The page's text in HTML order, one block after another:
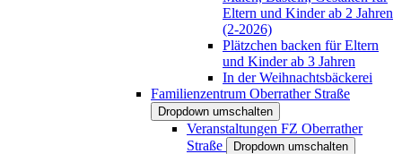
Eltern und Kinder ab 2 Jahren
(2-2026)
Plätzchen backen für Eltern
und Kinder ab 3 Jahren
In der Weihnachtsbäckerei
Familienzentrum Oberrather Straße
Dropdown umschalten
Veranstaltungen FZ Oberrather
Straße
Dropdown umschalten